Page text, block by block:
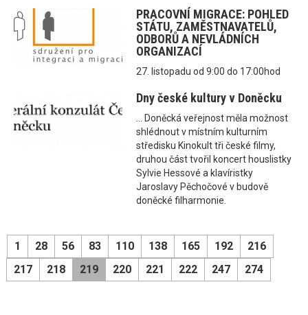
PRACOVNÍ MIGRACE: POHLED
STÁTU, ZAMĚSTNAVATELŮ,
ODBORŮ A NEVLÁDNÍCH
ORGANIZACÍ
27. listopadu od 9:00 do 17:00hod
Dny české kultury v Doněcku
... Doněcká veřejnost měla možnost
shlédnout v místním kulturním
středisku Kinokult tři české filmy,
druhou část tvořil koncert houslistky
Sylvie Hessové a klavíristky
Jaroslavy Pěchočové v budově
doněcké filharmonie.
1 28 56 83 110 138 165 192
216
217
218 219 220 221 222 247 274